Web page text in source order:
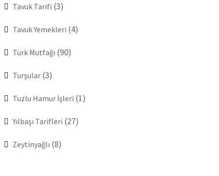
Tavuk Tarifi (3)
Tavuk Yemekleri (4)
Türk Mutfağı (90)
Turşular (3)
Tuzlu Hamur İşleri (1)
Yılbaşı Tarifleri (27)
Zeytinyağlı (8)